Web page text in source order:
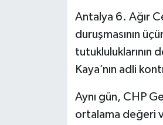
Antalya 6. Ağır
duruşmasının
tutukluluklarının
Kaya’nın adli
Aynı gün, CHP
ortalama değeri